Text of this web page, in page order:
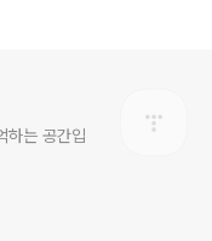
하는 공간입